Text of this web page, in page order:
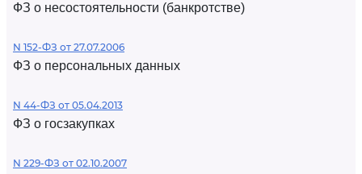
ФЗ о несостоятельности (банкротстве)
N 152-ФЗ от 27.07.2006
ФЗ о персональных данных
N 44-ФЗ от 05.04.2013
ФЗ о госзакупках
N 229-ФЗ от 02.10.2007